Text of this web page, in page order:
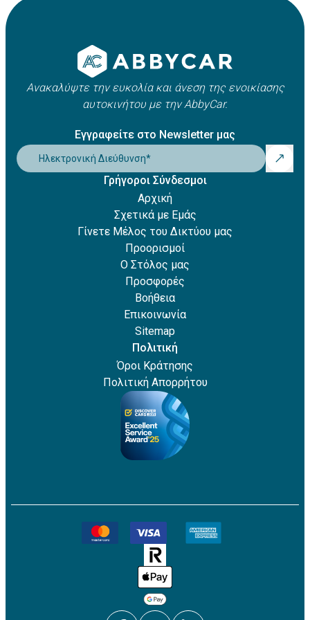
Apple Pay
νέους οδηγούς.
Ανακαλύψτε την ευκολία και άνεση της ενοικίασης
αυτοκινήτου με την AbbyCar.
Εγγραφείτε στο Newsletter μας
Ηλεκτρονική Διεύθυνση*
Γρήγοροι Σύνδεσμοι
Αρχική
Σχετικά με Εμάς
Γίνετε Μέλος του Δικτύου μας
Προορισμοί
Ο Στόλος μας
Προσφορές
Βοήθεια
Επικοινωνία
Sitemap
Πολιτική
Όροι Κράτησης
Πολιτική Απορρήτου